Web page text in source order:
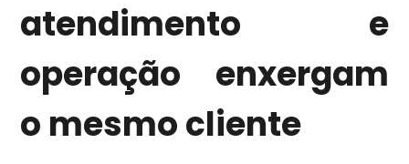
atendimento e
operação enxergam
o mesmo cliente